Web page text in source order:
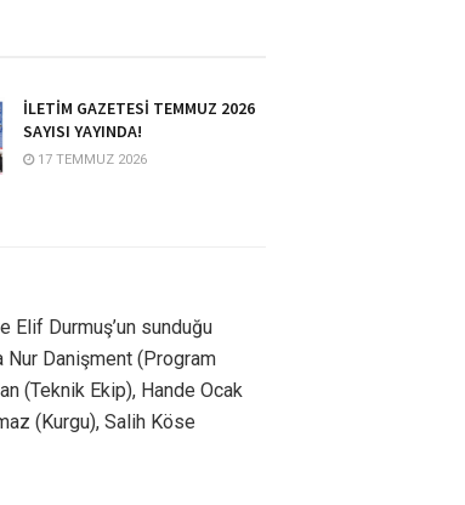
İLETİM GAZETESİ TEMMUZ 2026
SAYISI YAYINDA!
17 TEMMUZ 2026
Elif Durmuş’un sunduğu
Nur Danişment (Program
(Teknik Ekip), Hande Ocak
(Kurgu), Salih Köse